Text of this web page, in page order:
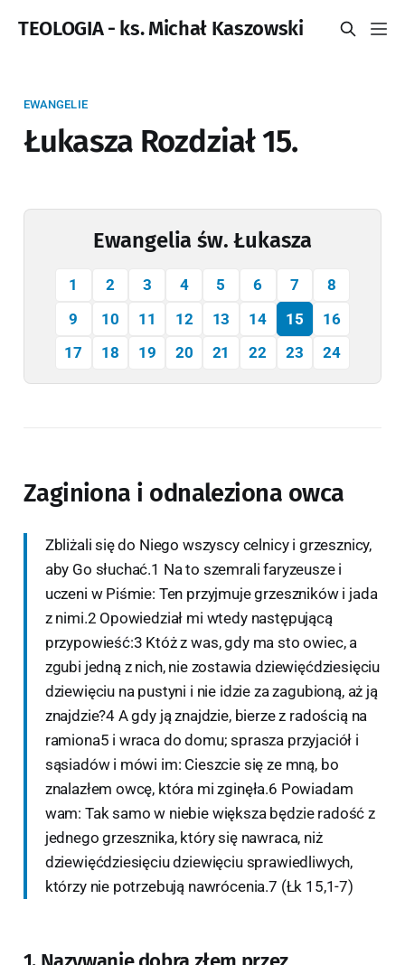
TEOLOGIA - ks. Michał Kaszowski
EWANGELIE
Łukasza Rozdział 15.
Ewangelia św. Łukasza
1 2 3 4 5 6 7
8
9
10 11 12 13 14 15
16
17
18 19 20 21 22 23 24
Zaginiona i odnaleziona owca
Zbliżali się do Niego wszyscy celnicy i grzesznicy,
aby Go słuchać.1 Na to szemrali faryzeusze i
uczeni w Piśmie: Ten przyjmuje grzeszników i jada
z nimi.2 Opowiedział mi wtedy następującą
przypowieść:3 Któż z was, gdy ma sto owiec, a
zgubi jedną z nich, nie zostawia dziewięćdziesięciu
dziewięciu na pustyni i nie idzie za zagubioną, aż ją
znajdzie?4 A gdy ją znajdzie, bierze z radością na
ramiona5 i wraca do domu; sprasza przyjaciół i
sąsiadów i mówi im: Cieszcie się ze mną, bo
znalazłem owcę, która mi zginęła.6 Powiadam
wam: Tak samo w niebie większa będzie radość z
jednego grzesznika, który się nawraca, niż
dziewięćdziesięciu dziewięciu sprawiedliwych,
którzy nie potrzebują nawrócenia.7 (Łk 15,1-7)